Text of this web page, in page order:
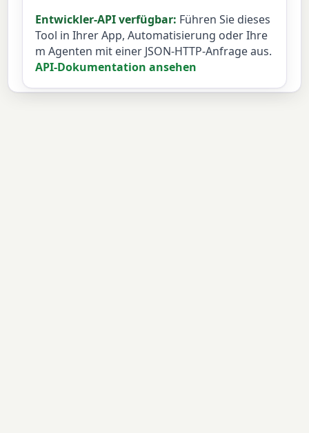
Entwickler-API verfügbar: Führen Sie dieses
Tool in Ihrer App, Automatisierung oder Ihre
m Agenten mit einer JSON-HTTP-Anfrage aus.
API-Dokumentation ansehen